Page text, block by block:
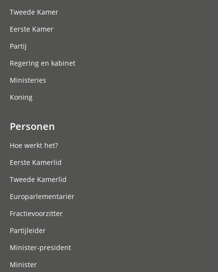
Tweede Kamer
Eerste Kamer
Partij
Regering en kabinet
Ministeries
Koning
Personen
Hoe werkt het?
Eerste Kamerlid
Tweede Kamerlid
Europarlementariër
Fractievoorzitter
Partijleider
Minister-president
Minister